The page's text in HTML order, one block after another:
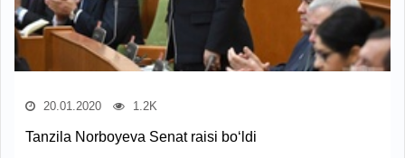
20.01.2020 1.2K
Tanzila Norboyeva Senat raisi bo‘ldi